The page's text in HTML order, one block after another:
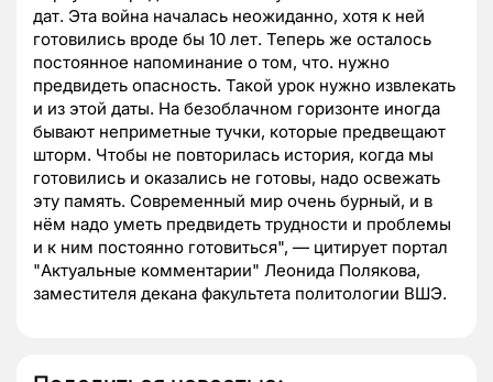
дат. Эта война началась неожиданно, хотя к ней
готовились вроде бы 10 лет. Теперь же осталось
постоянное напоминание о том, что. нужно
предвидеть опасность. Такой урок нужно извлекать
и из этой даты. На безоблачном горизонте иногда
бывают неприметные тучки, которые предвещают
шторм. Чтобы не повторилась история, когда мы
готовились и оказались не готовы, надо освежать
эту память. Современный мир очень бурный, и в
нём надо уметь предвидеть трудности и проблемы
и к ним постоянно готовиться", — цитирует портал
"Актуальные комментарии" Леонида Полякова,
заместителя декана факультета политологии ВШЭ.